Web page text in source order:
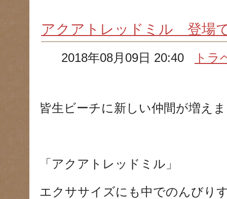
アクアトレッドミル 登場
2018年08月09日 20:40 トラ
皆生ビーチに新しい仲間が増え
「アクアトレッドミル」
エクササイズにも中でのんびり